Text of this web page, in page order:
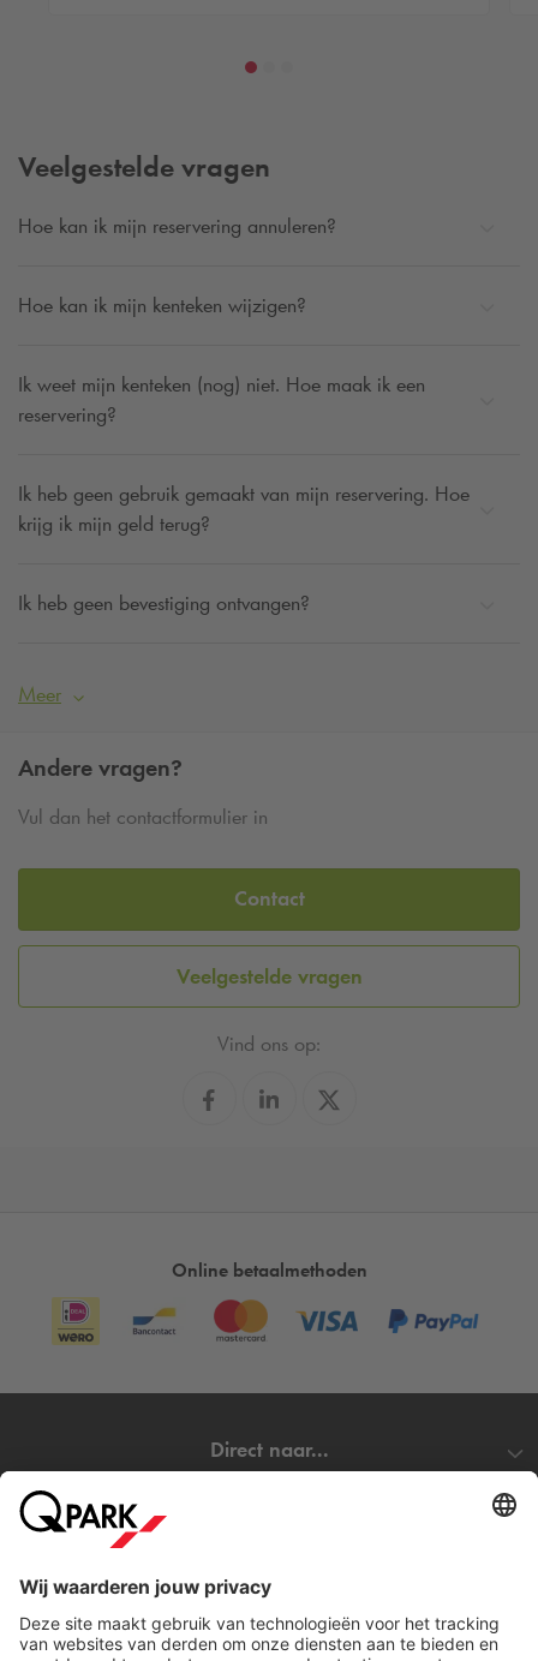
Veelgestelde vragen
Hoe kan ik mijn reservering annuleren?
Hoe kan ik mijn kenteken wijzigen?
Ik weet mijn kenteken (nog) niet. Hoe maak ik een
reservering?
Ik heb geen gebruik gemaakt van mijn reservering. Hoe
krijg ik mijn geld terug?
Ik heb geen bevestiging ontvangen?
Meer
Andere vragen?
Vul dan het contactformulier in
Contact
Veelgestelde vragen
Vind ons op:
Online betaalmethoden
Direct naar...